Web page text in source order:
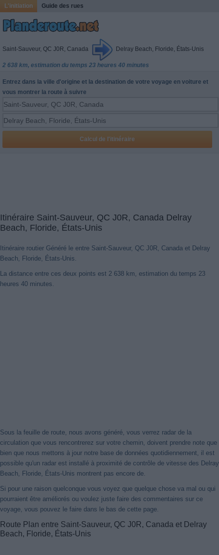
L'initiation Guide des rues
Saint-Sauveur, QC J0R, Canada Delray Beach, Floride, États-Unis
2 638 km, estimation du temps 23 heures 40 minutes
Entrez dans la ville d'origine et la destination de votre voyage en voiture et
vous montrer la route à suivre
Itinéraire Saint-Sauveur, QC J0R, Canada Delray
Beach, Floride, États-Unis
Itinéraire routier Généré le entre Saint-Sauveur, QC J0R, Canada et Delray
Beach, Floride, États-Unis.
La distance entre ces deux points est 2 638 km, estimation du temps 23
heures 40 minutes.
Sous la feuille de route, nous avons généré, vous verrez radar de la
circulation que vous rencontrerez sur votre chemin, doivent prendre note que
bien que nous mettons à jour notre base de données quotidiennement, il est
possible qu'un radar est installé à proximité de contrôle de vitesse des Delray
Beach, Floride, États-Unis montrent pas encore de.
Si pour une raison quelconque vous voyez que quelque chose va mal ou qui
pourraient être améliorés ou voulez juste faire des commentaires sur ce
voyage, vous pouvez le faire dans le bas de cette page.
Route Plan entre Saint-Sauveur, QC J0R, Canada et Delray
Beach, Floride, États-Unis